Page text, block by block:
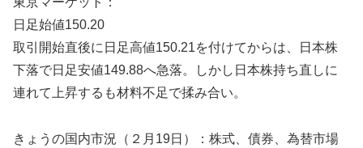
日足始値150.20
取引開始直後に日足高値150.21を付けてからは、日本株
下落で日足安値149.88へ急落。しかし日本株持ち直しに
連れて上昇するも材料不足で揉み合い。
きょうの国内市況（２月19日）：株式、債券、為替市場